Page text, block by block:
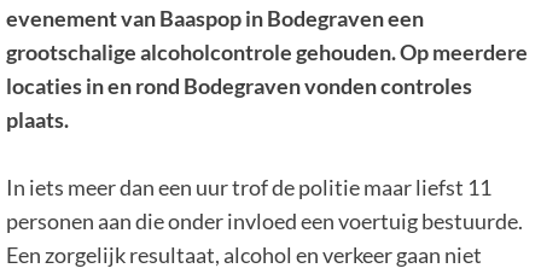
evenement van Baaspop in Bodegraven een
grootschalige alcoholcontrole gehouden. Op meerdere
locaties in en rond Bodegraven vonden controles
plaats.
In iets meer dan een uur trof de politie maar liefst 11
personen aan die onder invloed een voertuig bestuurde.
Een zorgelijk resultaat, alcohol en verkeer gaan niet